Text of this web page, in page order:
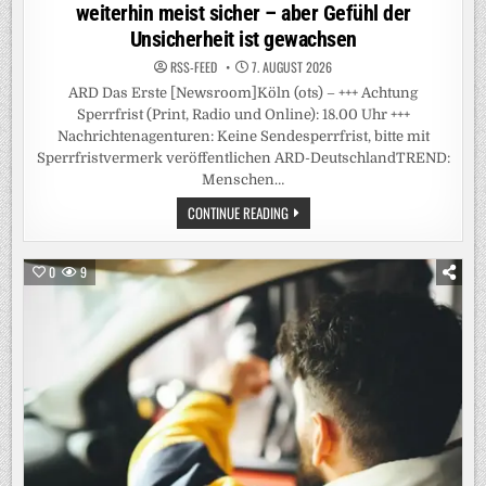
weiterhin meist sicher – aber Gefühl der
Unsicherheit ist gewachsen
RSS-FEED 7. AUGUST 2026
ARD Das Erste [Newsroom]Köln (ots) – +++ Achtung
Sperrfrist (Print, Radio und Online): 18.00 Uhr +++
Nachrichtenagenturen: Keine Sendesperrfrist, bitte mit
Sperrfristvermerk veröffentlichen ARD-DeutschlandTREND:
Menschen…
CONTINUE READING+++
ACHTUNG
SPERRFRIST
RADIO
UND
ONLINE):
18.00
UHR
+++
/
ARD-
DEUTSCHLANDTREND:
MENSCHEN
FÜHLEN
SICH
IM
ÖFFENTLICHEN
RAUM
WEITERHIN
0 9